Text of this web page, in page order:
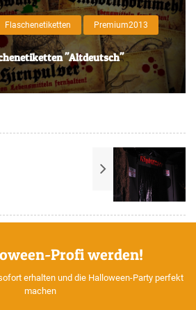
Premium2013
"Altdeutsch"
Profi werden!
erhalten und die Halloween-Party perfekt
machen